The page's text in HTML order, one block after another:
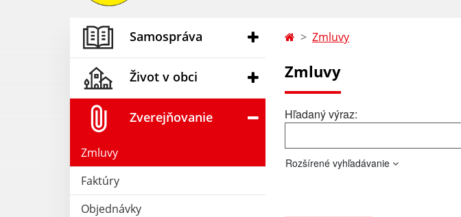
Samospráva
Život v obci
Zverejňovanie
Zmluvy
Faktúry
Objednávky
Zmluvy
Zmluvy
Hľadaný výraz:
Rozšírené vyhľadávanie